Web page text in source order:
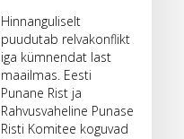
Hinnanguliselt
puudutab relvakonflikt
iga kümnendat last
maailmas. Eesti
Punane Rist ja
Rahvusvaheline Punase
Risti Komitee koguvad